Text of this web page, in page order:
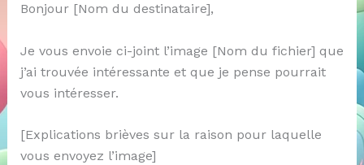
Bonjour [Nom du destinataire],
Je vous envoie ci-joint l’image [Nom du fichier] que
j’ai trouvée intéressante et que je pense pourrait
vous intéresser.
[Explications brièves sur la raison pour laquelle
vous envoyez l’image]